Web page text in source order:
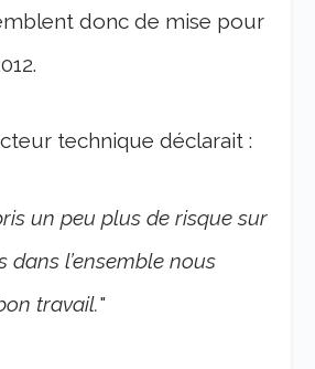
donc de mise pour
technique déclarait :
un peu plus de risque sur
dans l’ensemble nous
travail."